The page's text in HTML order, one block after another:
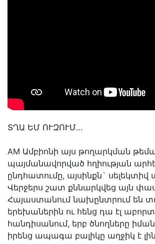
ՏՂԱ ԵՄ ՈՒԶՈՒՄ…
AM Ամբիոնի այս թողարկման
պայմանավորված հղիության
ընդհատումը, այսինքն` սելեկտիվ
Վերջերս շատ քննարկվեց այն
Հայաստանում նախընտրում են
երեխաներին ու հենց դա էլ
հանդիսանում, երբ ծնողները
իրենց ապագա բալիկը աղջիկ է